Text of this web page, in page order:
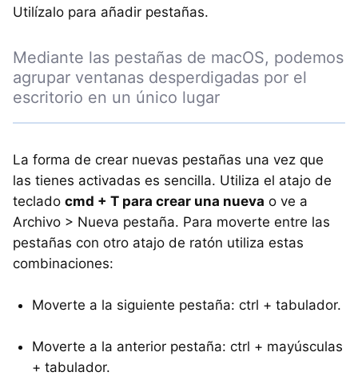
Utilízalo para añadir pestañas.
Mediante las pestañas de macOS, podemos
agrupar ventanas desperdigadas por el
escritorio en un único lugar
La forma de crear nuevas pestañas una vez que
las tienes activadas es sencilla. Utiliza el atajo de
teclado cmd + T para crear una nueva o ve a
Archivo > Nueva pestaña. Para moverte entre las
pestañas con otro atajo de ratón utiliza estas
combinaciones:
Moverte a la siguiente pestaña: ctrl + tabulador.
Moverte a la anterior pestaña: ctrl + mayúsculas
+ tabulador.